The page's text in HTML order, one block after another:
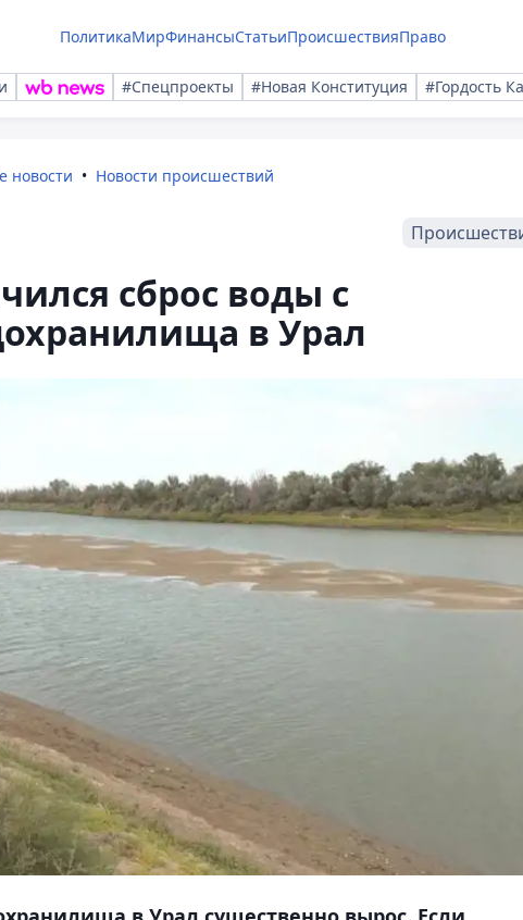
ПолитикаМирФинансыСтатьиПроисшествияПраво
#Спецпроекты #Новая Конституция #Гордость
новости Новости происшествий
сброс воды с
в Урал